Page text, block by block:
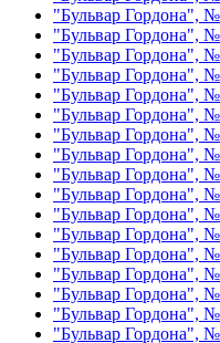
"Бульвар Гордона",
"Бульвар Гордона",
"Бульвар Гордона",
"Бульвар Гордона",
"Бульвар Гордона",
"Бульвар Гордона",
"Бульвар Гордона",
"Бульвар Гордона",
"Бульвар Гордона",
"Бульвар Гордона",
"Бульвар Гордона",
"Бульвар Гордона",
"Бульвар Гордона",
"Бульвар Гордона",
"Бульвар Гордона",
"Бульвар Гордона",
"Бульвар Гордона",